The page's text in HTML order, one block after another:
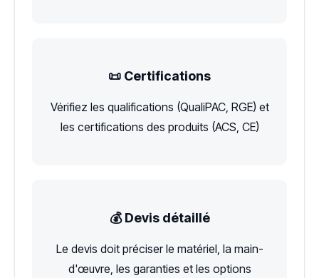
📜 Certifications
Vérifiez les qualifications (QualiPAC, RGE) et
les certifications des produits (ACS, CE)
💰 Devis détaillé
Le devis doit préciser le matériel, la main-
d'œuvre, les garanties et les options